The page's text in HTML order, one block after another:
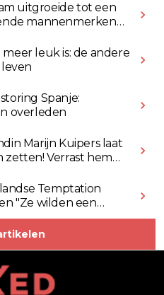
uitgroeide tot een
mannenmerken
leuk is: de andere
Spanje:
overleden
Marijn Kuipers laat
Verrast hem
Temptation
"Ze wilden een